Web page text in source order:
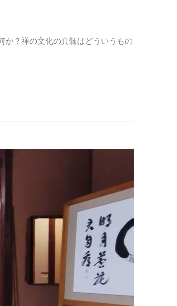
か？禅の文化の真髄はどういうもの